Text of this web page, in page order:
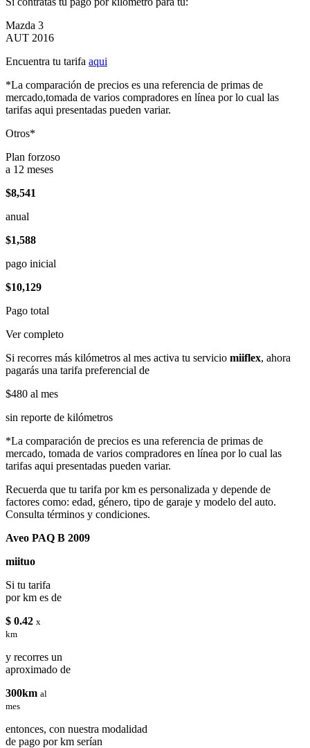
Mazda 3
AUT 2016
Encuentra tu tarifa aqui
*La comparación de precios es una referencia de primas de
mercado,tomada de varios compradores en línea por lo cual las
tarifas aqui presentadas pueden variar.
Otros*
Plan forzoso
a 12 meses
$8,541
anual
$1,588
pago inicial
$10,129
Pago total
Ver completo
Si recorres más kilómetros al mes activa tu servicio miiflex, ahora
pagarás una tarifa preferencial de
$480 al mes
sin reporte de kilómetros
*La comparación de precios es una referencia de primas de
mercado, tomada de varios compradores en línea por lo cual las
tarifas aqui presentadas pueden variar.
Recuerda que tu tarifa por km es personalizada y depende de
factores como: edad, género, tipo de garaje y modelo del auto.
Consulta términos y condiciones.
Aveo PAQ B 2009
miituo
Si tu tarifa
por km es de
$ 0.42 x
km
y recorres un
aproximado de
300km al
mes
entonces, con nuestra modalidad
de pago por km serían